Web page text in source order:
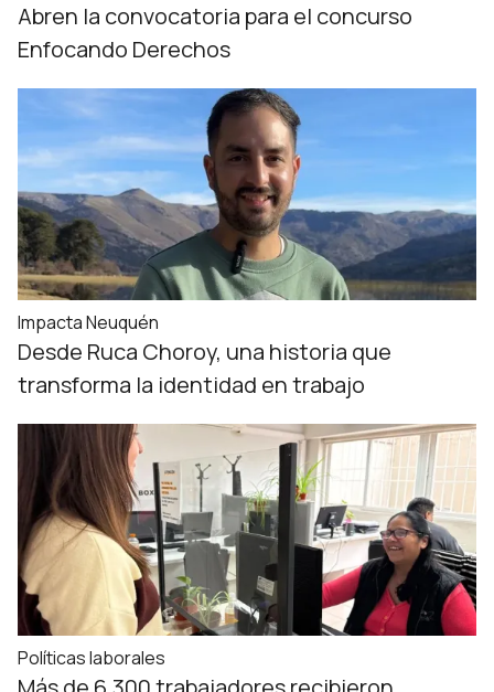
Abren la convocatoria para el concurso
Enfocando Derechos
Impacta Neuquén
Desde Ruca Choroy, una historia que
transforma la identidad en trabajo
Políticas laborales